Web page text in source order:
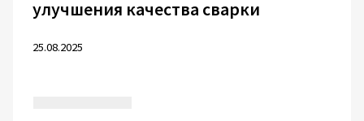
улучшения качества сварки
25.08.2025